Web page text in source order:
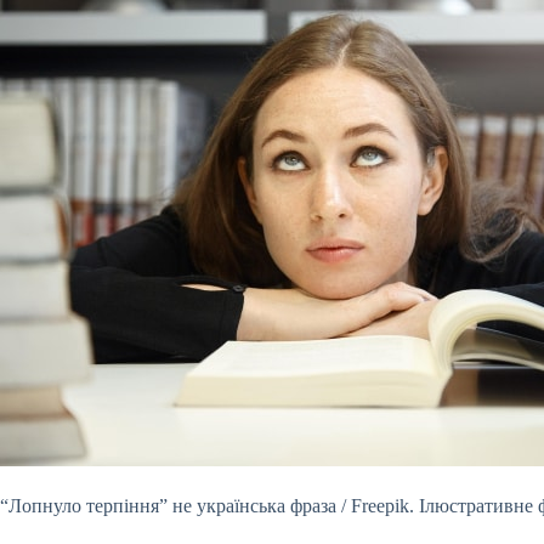
“Лопнуло терпіння” не українська фраза / Freepik. Ілюстративне